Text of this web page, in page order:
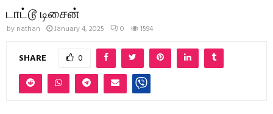
டாட்டூ டிசைன்
by nathan January 4, 2025 0 1594
SHARE 0